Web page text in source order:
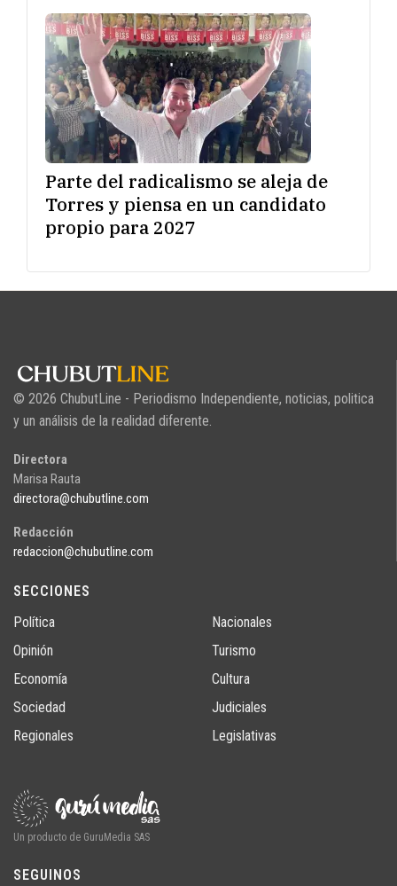
Parte del radicalismo se aleja de
Torres y piensa en un candidato
propio para 2027
© 2026 ChubutLine - Periodismo Independiente, noticias, politica
y un análisis de la realidad diferente.
Directora
Marisa Rauta
directora@chubutline.com
Redacción
redaccion@chubutline.com
SECCIONES
Política
Opinión
Economía
Sociedad
Regionales
Nacionales
Turismo
Cultura
Judiciales
Legislativas
Un producto de GuruMedia SAS
SEGUINOS